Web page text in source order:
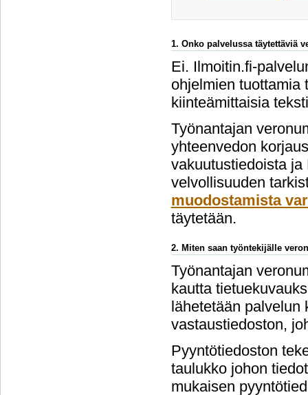
1. Onko palvelussa täytettäviä
Ei. Ilmoitin.fi-
ohjelmien tuottamia
kiinteämittaisia
Työnantajan
yhteenvedon
vakuutustiedoista
velvollisuuden
muodostamista
täytetään.
2. Miten saan työntekijälle
Työnantajan
kautta
lähetetään palvelun
vastaustiedoston,
Pyyntötiedoston
taulukko johon
mukaisen